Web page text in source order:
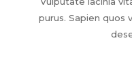
purus. Sapien quos